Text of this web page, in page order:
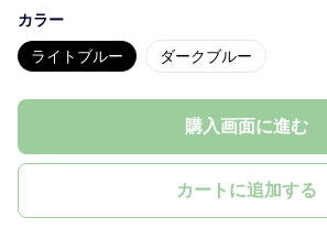
カラー
ライトブルー ダークブルー
購入画面に進む
カートに追加する